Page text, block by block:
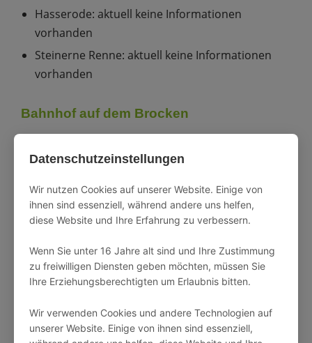
Datenschutzeinstellungen
Wir nutzen Cookies auf unserer Website. Einige von
ihnen sind essenziell, während andere uns helfen,
diese Website und Ihre Erfahrung zu verbessern.
Wenn Sie unter 16 Jahre alt sind und Ihre Zustimmung
zu freiwilligen Diensten geben möchten, müssen Sie
Ihre Erziehungsberechtigten um Erlaubnis bitten.
Wir verwenden Cookies und andere Technologien auf
unserer Website. Einige von ihnen sind essenziell,
Hasserode: aktuell keine Informationen
vorhanden
Steinerne Renne: aktuell keine Informationen
vorhanden
Bahnhof auf dem Brocken
Brockenbahn. Von hier aus starten Sie Ihre
Besichtigung des Brockens. Die Station ist mit 1125
Metern über dem Meeresspiegel der
höchstgelegene Bahnhof aller dampfbetriebenen
♿️ Barrierefreier Ein-/Ausstieg möglich: Ja, mit
Zur Webcam des Bahnhofs auf dem Brocken